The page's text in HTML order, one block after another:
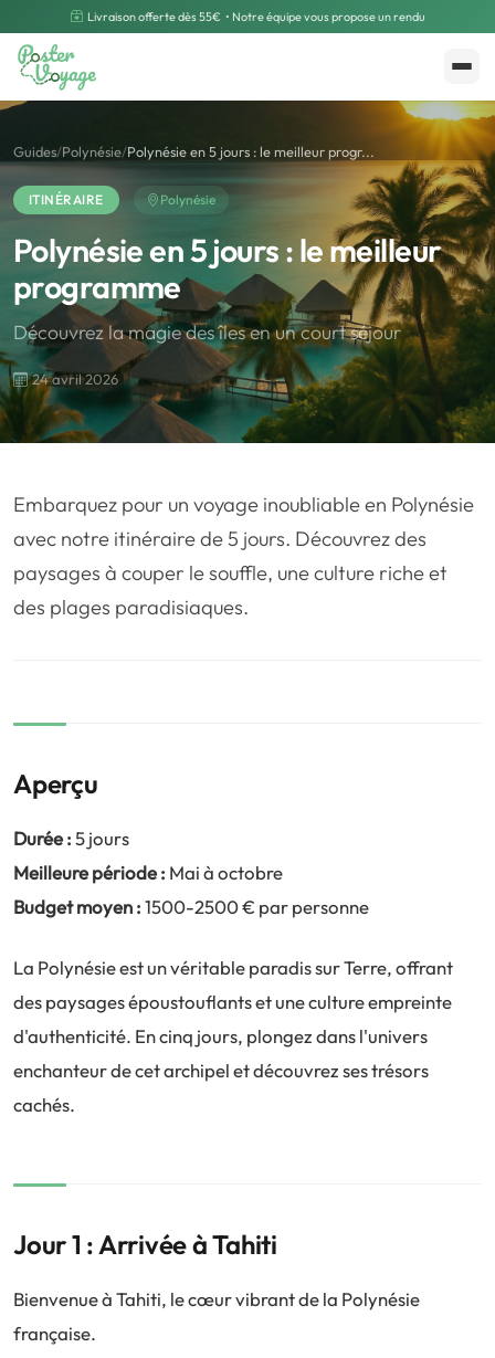
Livraison offerte dès 55€ • Notre équipe vous propose un rendu
❤️ Voyage de noce 🥾Randonnées
Croisière
Guides/Polynésie/Polynésie en 5 jours : le meilleur progr...
ITINÉRAIRE Polynésie
Polynésie en 5 jours : le meilleur
programme
Découvrez la magie des îles en un court séjour
24 avril 2026
Embarquez pour un voyage inoubliable en Polynésie
avec notre itinéraire de 5 jours. Découvrez des
paysages à couper le souffle, une culture riche et
des plages paradisiaques.
Aperçu
Durée :5 jours
Meilleure période : Mai à octobre
Budget moyen :1500-2500 € par personne
La Polynésie est un véritable paradis sur Terre, offrant
des paysages époustouflants et une culture empreinte
d'authenticité. En cinq jours, plongez dans l'univers
enchanteur de cet archipel et découvrez ses trésors
cachés.
Jour 1 : Arrivée à Tahiti
Bienvenue à Tahiti, le cœur vibrant de la Polynésie
française.